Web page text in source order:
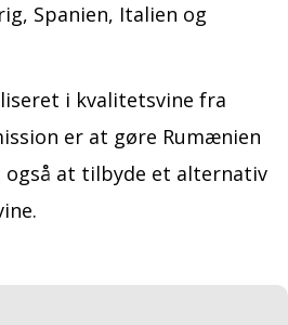
Spanien, Italien og
i kvalitetsvine fra
er at gøre Rumænien
også at tilbyde et alternativ